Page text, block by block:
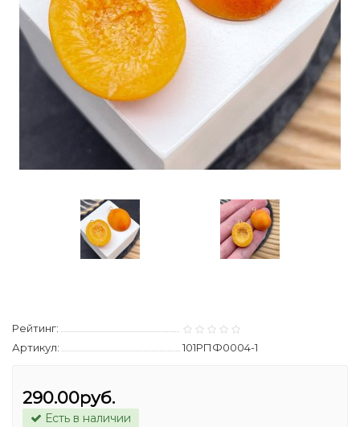
Рейтинг:
Артикул:
101РПФ0004-1
290.00руб.
Есть в наличии